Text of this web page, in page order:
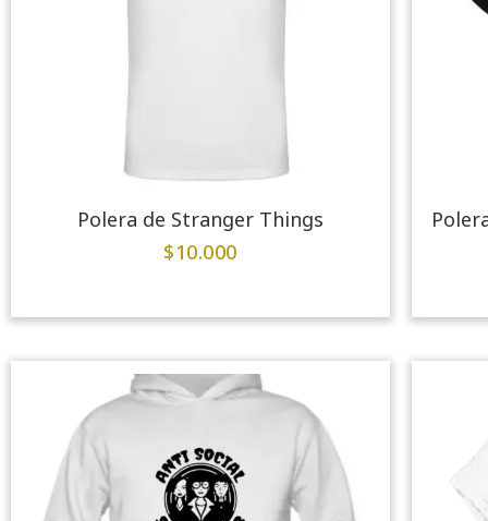
Polera de Stranger Things
$10.000